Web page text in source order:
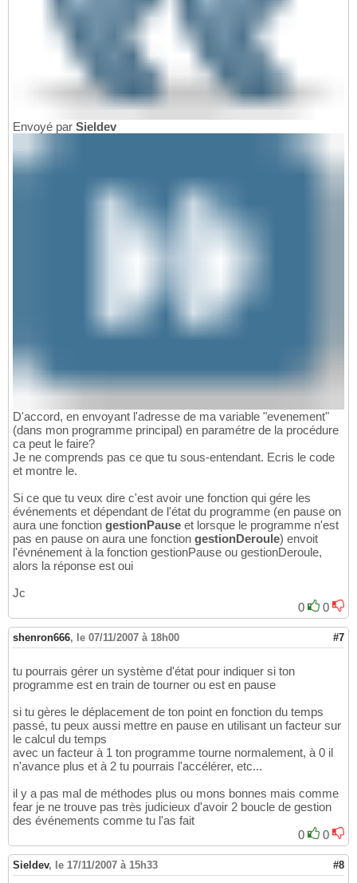
Envoyé par Sieldev
D'accord, en envoyant l'adresse de ma variable "evenement"
(dans mon programme principal) en paramétre de la procédure
ca peut le faire?
Je ne comprends pas ce que tu sous-entendant. Ecris le code
et montre le.
Si ce que tu veux dire c'est avoir une fonction qui gére les
événements et dépendant de l'état du programme (en pause on
aura une fonction gestionPause et lorsque le programme n'est
pas en pause on aura une fonction gestionDeroule) envoit
l'évnénement à la fonction gestionPause ou gestionDeroule,
alors la réponse est oui
Jc
0
0
shenron666, le 07/11/2007 à 18h00 #7
tu pourrais gérer un système d'état pour indiquer si ton
programme est en train de tourner ou est en pause
si tu gères le déplacement de ton point en fonction du temps
passé, tu peux aussi mettre en pause en utilisant un facteur sur
le calcul du temps
avec un facteur à 1 ton programme tourne normalement, à 0 il
n'avance plus et à 2 tu pourrais l'accélérer, etc...
il y a pas mal de méthodes plus ou mons bonnes mais comme
fear je ne trouve pas très judicieux d'avoir 2 boucle de gestion
des événements comme tu l'as fait
0
0
Sieldev, le 17/11/2007 à 15h33 #8